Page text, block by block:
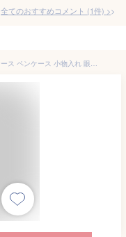
全てのおすすめコメント (1件) >
see design(TM) シーデザイン PVCマルチケース ペンケース 小物入れ 眼鏡ケース サングラスケース 正規品 北欧テイスト グッズ 可愛い おしゃれ ドット 水玉 上品